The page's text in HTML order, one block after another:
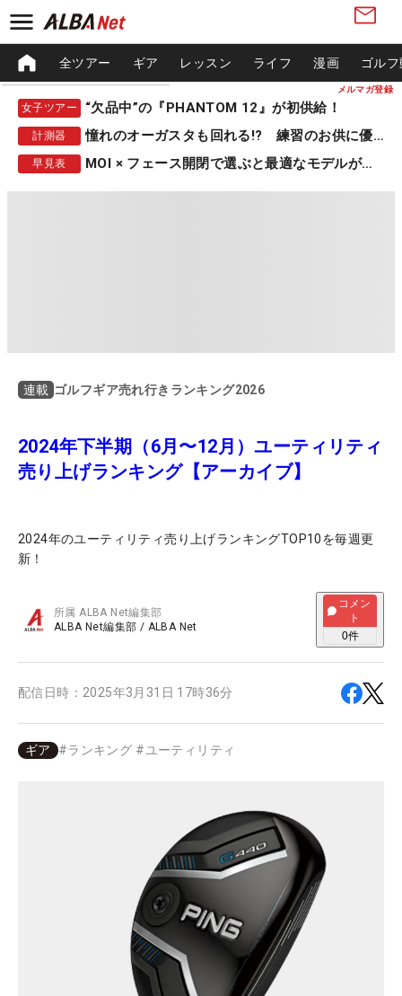
メルマガ登録
全ツアー ギア レッスン ライフ 漫画 ゴル
女子ツアー “欠品中”の『PHANTOM 12』が初供給！
計測器 憧れのオーガスタも回れる!? 練習のお供に優秀な一品
早見表 MOI × フェース開閉で選ぶと最適なモデルが見つかる
連載 ゴルフギア売れ行きランキング2026
2024年下半期（6月〜12月）ユーティリティ
売り上げランキング【アーカイブ】
2024年のユーティリティ売り上げランキングTOP10を毎週更
新！
所属ALBA Net編集部
ALBA Net編集部 / ALBA Net
コメン
ト
0件
配信日時： 2025年3月31日 17時36分
ギア #ランキング #ユーティリティ